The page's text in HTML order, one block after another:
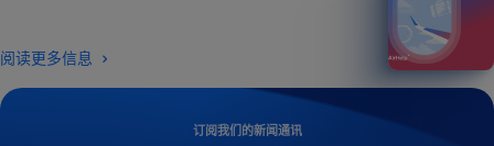
订阅我们的新闻通讯
阅读更多信息